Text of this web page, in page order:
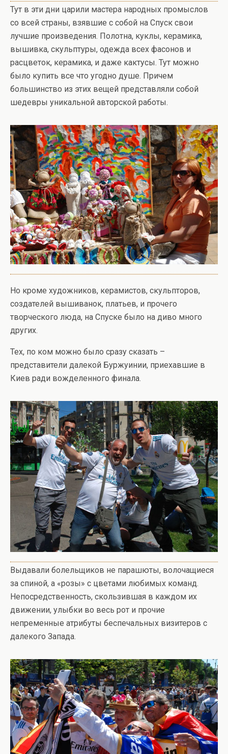
Тут в эти дни царили мастера народных промыслов
со всей страны, взявшие с собой на Спуск свои
лучшие произведения. Полотна, куклы, керамика,
вышивка, скульптуры, одежда всех фасонов и
расцветок, керамика, и даже кактусы. Тут можно
было купить все что угодно душе. Причем
большинство из этих вещей представляли собой
шедевры уникальной авторской работы.
Но кроме художников, керамистов, скульпторов,
создателей вышиванок, платьев, и прочего
творческого люда, на Спуске было на диво много
других.
Тех, по ком можно было сразу сказать –
представители далекой Буржуинии, приехавшие в
Киев ради вожделенного финала.
Выдавали болельщиков не парашюты, волочащиеся
за спиной, а «розы» с цветами любимых команд.
Непосредственность, скользившая в каждом их
движении, улыбки во весь рот и прочие
непременные атрибуты беспечальных визитеров с
далекого Запада.